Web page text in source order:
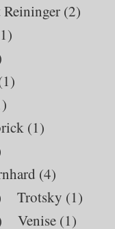
(2)
(1)
(4)
Trotsky (1)
Venise (1)